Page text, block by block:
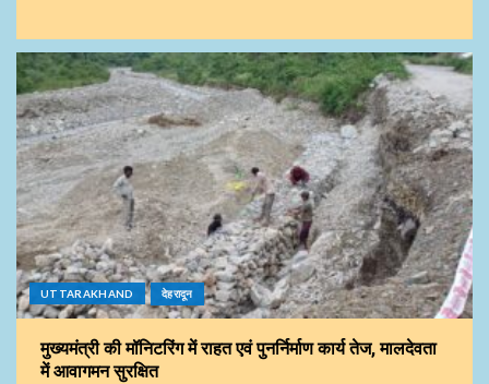
UTTARAKHAND देहरादून
मुख्यमंत्री की मॉनिटरिंग में राहत एवं पुनर्निर्माण कार्य तेज, मालदेवता
में आवागमन सुरक्षित